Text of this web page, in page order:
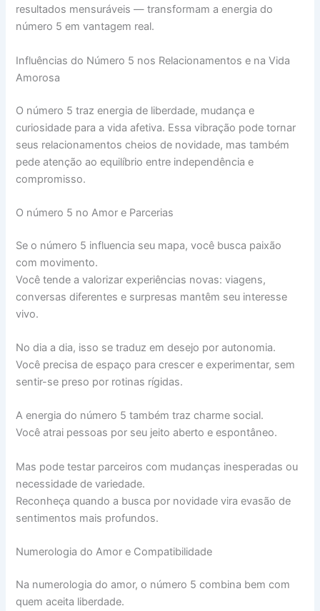
resultados mensuráveis — transformam a energia do
número 5 em vantagem real.
Influências do Número 5 nos Relacionamentos e na Vida
Amorosa
O número 5 traz energia de liberdade, mudança e
curiosidade para a vida afetiva. Essa vibração pode tornar
seus relacionamentos cheios de novidade, mas também
pede atenção ao equilíbrio entre independência e
compromisso.
O número 5 no Amor e Parcerias
Se o número 5 influencia seu mapa, você busca paixão
com movimento.
Você tende a valorizar experiências novas: viagens,
conversas diferentes e surpresas mantêm seu interesse
vivo.
No dia a dia, isso se traduz em desejo por autonomia.
Você precisa de espaço para crescer e experimentar, sem
sentir-se preso por rotinas rígidas.
A energia do número 5 também traz charme social.
Você atrai pessoas por seu jeito aberto e espontâneo.
Mas pode testar parceiros com mudanças inesperadas ou
necessidade de variedade.
Reconheça quando a busca por novidade vira evasão de
sentimentos mais profundos.
Numerologia do Amor e Compatibilidade
Na numerologia do amor, o número 5 combina bem com
quem aceita liberdade.